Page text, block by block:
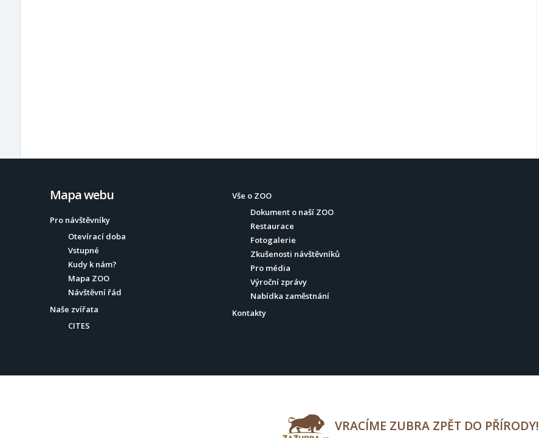
Mapa webu
Pro návštěvníky
Otevírací doba
Vstupné
Kudy k nám?
Mapa ZOO
Návštěvní řád
Naše zvířata
CITES
Vše o ZOO
Dokument o naší ZOO
Restaurace
Fotogalerie
Zkušenosti návštěvníků
Pro média
Výroční zprávy
Nabídka zaměstnání
Kontakty
VRACÍME ZUBRA ZPĚT DO PŘÍRODY!